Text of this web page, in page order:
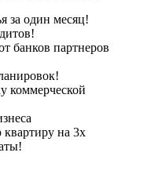
за один месяц!
банков партнеров
коммерческой
на 3х